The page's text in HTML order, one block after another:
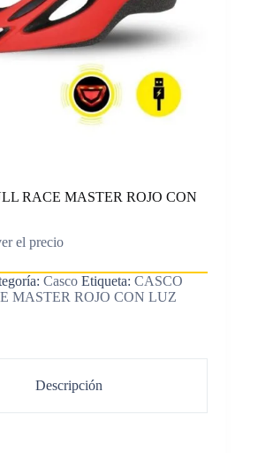
RACE MASTER ROJO CON
el precio
Casco Etiqueta: CASCO
MASTER ROJO CON LUZ
Descripción